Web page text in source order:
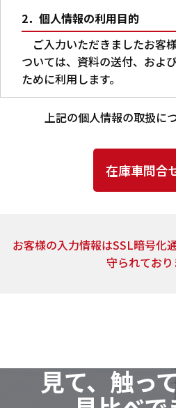
2．個人情報の利用目的
ご入力いただきましたお客
ついては、資料の送付、およ
ために利用します。
3．第三者への提供
とはありません。
上記2.の利用目的の達成に
提供頂いた個人情報の取扱い
す。当社は、個人情報の取扱
当社は、当該資料請求によ
上記の個人情報の取扱に
お客様の入力情報はSSL暗号化
守られており
見て、触っ